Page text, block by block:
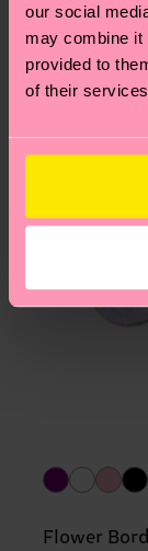
our social
may combine it
provided to
of their
Flower